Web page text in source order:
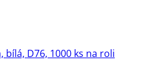
bílá, D76, 1000 ks na roli